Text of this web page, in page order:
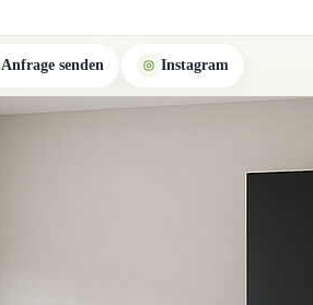
Anfrage senden Instagram